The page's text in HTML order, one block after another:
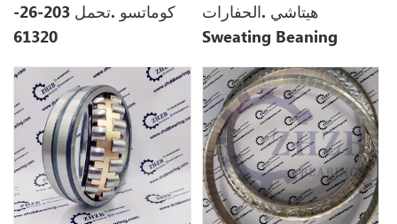
كوماتسو .تحمل 203-26-
61320
هيتاشي .الحفارات
Sweating Beaning